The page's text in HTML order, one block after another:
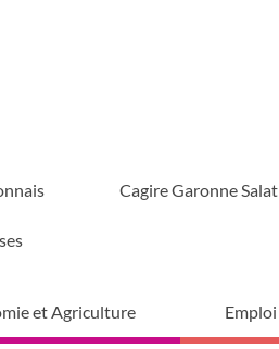
Cagire Garonne Salat
et Agriculture Emploi